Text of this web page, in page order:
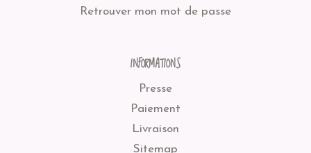
Retrouver mon mot de passe
INFORMATIONS
Presse
Paiement
Livraison
Sitemap